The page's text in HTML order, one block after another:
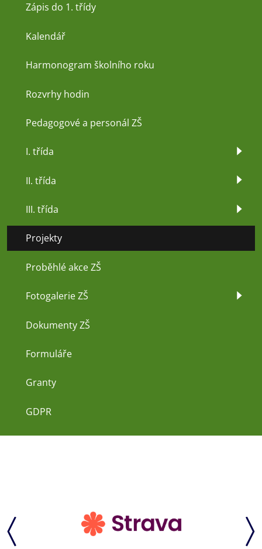
Zápis do 1. třídy
Kalendář
Harmonogram školního roku
Rozvrhy hodin
Pedagogové a personál ZŠ
I. třída
II. třída
III. třída
Projekty
Proběhlé akce ZŠ
Fotogalerie ZŠ
Dokumenty ZŠ
Formuláře
Granty
GDPR